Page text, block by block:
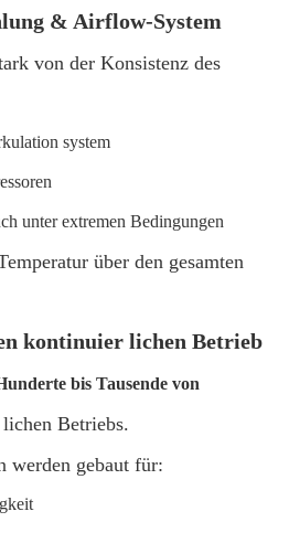
& Airflow-System
von der Konsistenz des
system
unter extremen Bedingungen
über den gesamten
kontinuier lichen Betrieb
bis Tausende von
Betriebs.
werden gebaut für: